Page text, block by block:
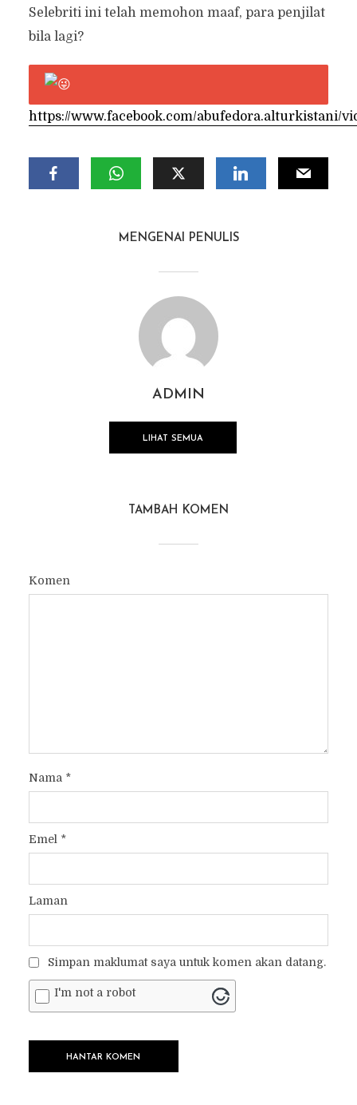
Selebriti ini telah memohon maaf, para penjilat
bila lagi?
https://www.facebook.com/abufedora.alturkistani/
MENGENAI PENULIS
ADMIN
LIHAT SEMUA
TAMBAH KOMEN
Komen
Nama *
Emel *
Laman
Simpan maklumat saya untuk komen akan datang.
I'm not a robot